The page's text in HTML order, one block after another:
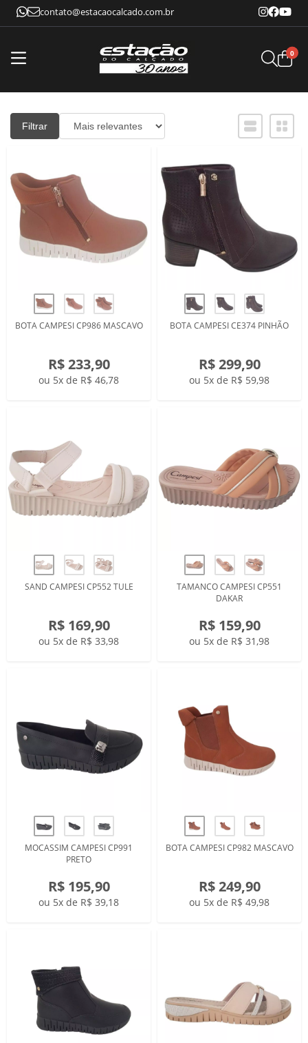
contato@estacaocalcado.com.br
0
Filtrar
BOTA CAMPESI CP986 MASCAVO
R$ 233,90
ou 5x de R$ 46,78
BOTA CAMPESI CE374 PINHÃO
R$ 299,90
ou 5x de R$ 59,98
SAND CAMPESI CP552 TULE
R$ 169,90
ou 5x de R$ 33,98
TAMANCO CAMPESI CP551
DAKAR
R$ 159,90
ou 5x de R$ 31,98
MOCASSIM CAMPESI CP991
PRETO
R$ 195,90
ou 5x de R$ 39,18
BOTA CAMPESI CP982 MASCAVO
R$ 249,90
ou 5x de R$ 49,98